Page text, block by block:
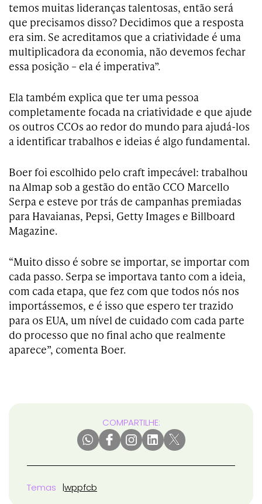
temos muitas lideranças talentosas, então será
que precisamos disso? Decidimos que a resposta
era sim. Se acreditamos que a criatividade é uma
multiplicadora da economia, não devemos fechar
essa posição – ela é imperativa”.
Ela também explica que ter uma pessoa
completamente focada na criatividade e que ajude
os outros CCOs ao redor do mundo para ajudá-los
a identificar trabalhos e ideias é algo fundamental.
Boer foi escolhido pelo craft impecável: trabalhou
na Almap sob a gestão do então CCO Marcello
Serpa e esteve por trás de campanhas premiadas
para Havaianas, Pepsi, Getty Images e Billboard
Magazine.
“Muito disso é sobre se importar, se importar com
cada passo. Serpa se importava tanto com a ideia,
com cada etapa, que fez com que todos nós nos
importássemos, e é isso que espero ter trazido
para os EUA, um nível de cuidado com cada parte
do processo que no final acho que realmente
aparece”, comenta Boer.
COMPARTILHE:
Temas wppfcb